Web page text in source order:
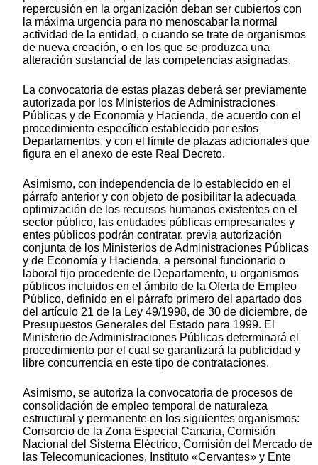
repercusión en la organización deban ser cubiertos con
la máxima urgencia para no menoscabar la normal
actividad de la entidad, o cuando se trate de organismos
de nueva creación, o en los que se produzca una
alteración sustancial de las competencias asignadas.
La convocatoria de estas plazas deberá ser previamente
autorizada por los Ministerios de Administraciones
Públicas y de Economía y Hacienda, de acuerdo con el
procedimiento específico establecido por estos
Departamentos, y con el límite de plazas adicionales que
figura en el anexo de este Real Decreto.
Asimismo, con independencia de lo establecido en el
párrafo anterior y con objeto de posibilitar la adecuada
optimización de los recursos humanos existentes en el
sector público, las entidades públicas empresariales y
entes públicos podrán contratar, previa autorización
conjunta de los Ministerios de Administraciones Públicas
y de Economía y Hacienda, a personal funcionario o
laboral fijo procedente de Departamento, u organismos
públicos incluidos en el ámbito de la Oferta de Empleo
Público, definido en el párrafo primero del apartado dos
del artículo 21 de la Ley 49/1998, de 30 de diciembre, de
Presupuestos Generales del Estado para 1999. El
Ministerio de Administraciones Públicas determinará el
procedimiento por el cual se garantizará la publicidad y
libre concurrencia en este tipo de contrataciones.
Asimismo, se autoriza la convocatoria de procesos de
consolidación de empleo temporal de naturaleza
estructural y permanente en los siguientes organismos:
Consorcio de la Zona Especial Canaria, Comisión
Nacional del Sistema Eléctrico, Comisión del Mercado de
las Telecomunicaciones, Instituto «Cervantes» y Ente